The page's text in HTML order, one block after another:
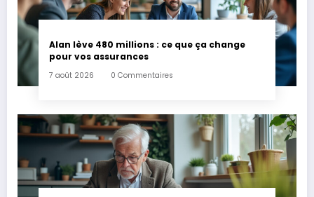
Alan lève 480 millions : ce que ça change
pour vos assurances
7 août 2026 0 Commentaires